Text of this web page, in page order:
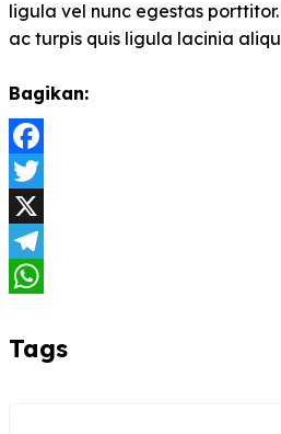
ligula vel nunc egestas porttitor.
ac turpis quis ligula lacinia
Bagikan:
Facebook
Twitter
X
Telegram
Tags